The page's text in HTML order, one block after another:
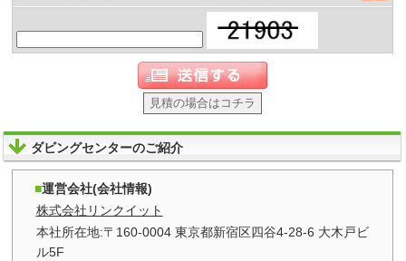
見積の場合はコチラ
ダビングセンターのご紹介
運営会社(会社情報)
株式会社リンクイット
本社所在地:〒160-0004 東京都新宿区四谷4-28-6 大木戸ビ
ル5F